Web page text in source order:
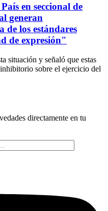
en seccional de
generan
de los estándares
de expresión"
situación y señaló que estas
sobre el ejercicio del
directamente en tu